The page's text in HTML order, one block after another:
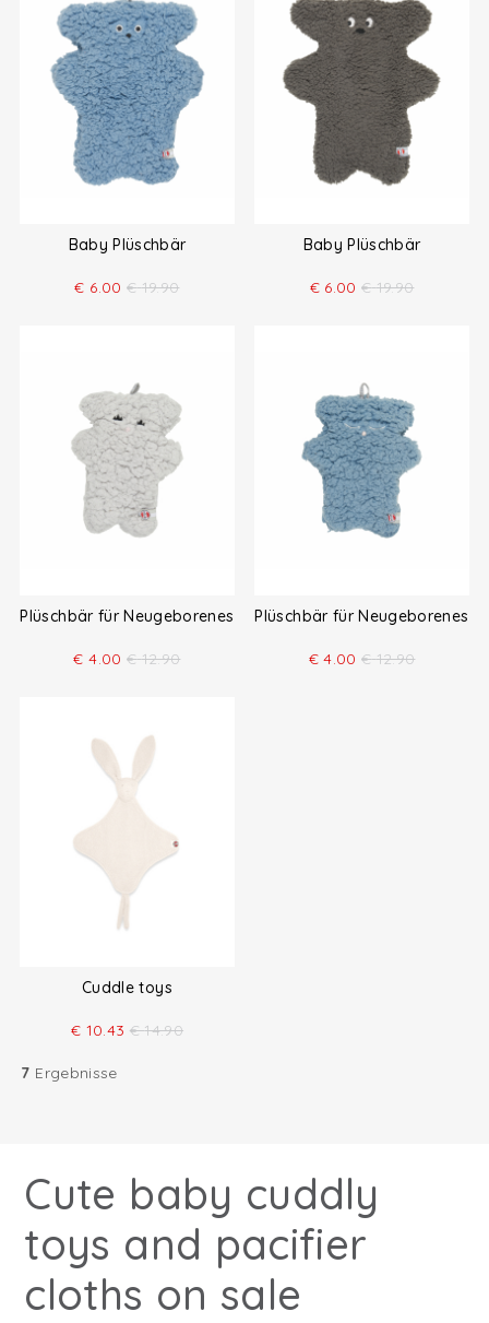
Baby Plüschbär
€ 6.00 € 19.90
Baby Plüschbär
€ 6.00 € 19.90
Plüschbär für Neugeborenes
€ 4.00 € 12.90
Plüschbär für Neugeborenes
€ 4.00 € 12.90
Cuddle toys
€ 10.43 € 14.90
7 Ergebnisse
Cute baby cuddly
toys and pacifier
cloths on sale